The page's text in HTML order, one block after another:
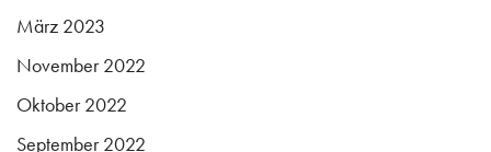
März 2023
November 2022
Oktober 2022
September 2022